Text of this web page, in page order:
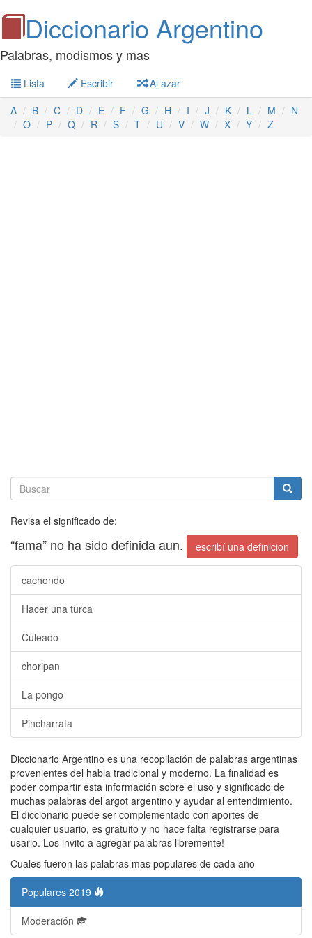
Diccionario Argentino
Palabras, modismos y mas
Lista Escribir
Al azar
A
B C D E F G H I J K L M
N
O
P Q R S T U V W X Y Z
Revisa el significado de:
“fama” no ha sido definida aun. escribí una definicion
cachondo
Hacer una turca
Culeado
choripan
La pongo
Pincharrata
Diccionario Argentino es una recopilación de palabras argentinas
provenientes del habla tradicional y moderno. La finalidad es
poder compartir esta información sobre el uso y significado de
muchas palabras del argot argentino y ayudar al entendimiento.
El diccionario puede ser complementado con aportes de
cualquier usuario, es gratuito y no hace falta registrarse para
usarlo. Los invito a agregar palabras libremente!
Cuales fueron las palabras mas populares de cada año
Populares 2019
Moderación